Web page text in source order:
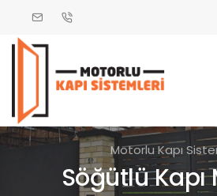
Motorlu Kapı
Söğütlü